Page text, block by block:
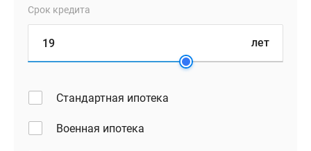
Срок кредита
лет
Стандартная ипотека
Военная ипотека